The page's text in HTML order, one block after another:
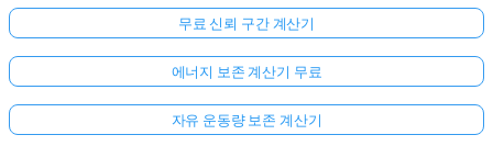
무료 신뢰 구간 계산기
에너지 보존 계산기 무료
자유 운동량 보존 계산기